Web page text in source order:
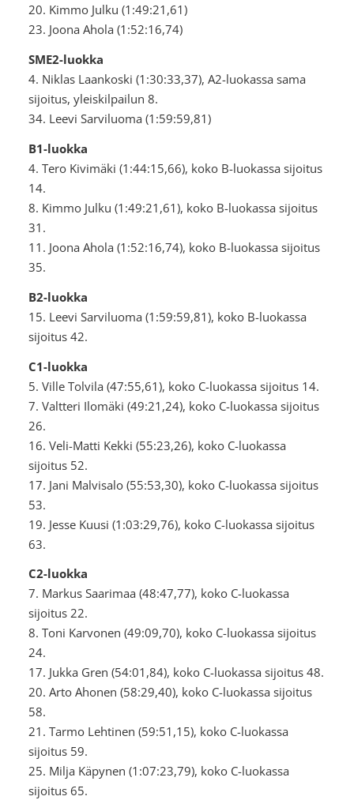
20. Kimmo Julku (1:49:21,61)
23. Joona Ahola (1:52:16,74)
SME2-luokka
4. Niklas Laankoski (1:30:33,37), A2-luokassa sama
sijoitus, yleiskilpailun 8.
34. Leevi Sarviluoma (1:59:59,81)
B1-luokka
4. Tero Kivimäki (1:44:15,66), koko B-luokassa sijoitus
14.
8. Kimmo Julku (1:49:21,61), koko B-luokassa sijoitus
31.
11. Joona Ahola (1:52:16,74), koko B-luokassa sijoitus
35.
B2-luokka
15. Leevi Sarviluoma (1:59:59,81), koko B-luokassa
sijoitus 42.
C1-luokka
5. Ville Tolvila (47:55,61), koko C-luokassa sijoitus 14.
7. Valtteri Ilomäki (49:21,24), koko C-luokassa sijoitus
26.
16. Veli-Matti Kekki (55:23,26), koko C-luokassa
sijoitus 52.
17. Jani Malvisalo (55:53,30), koko C-luokassa sijoitus
53.
19. Jesse Kuusi (1:03:29,76), koko C-luokassa sijoitus
63.
C2-luokka
7. Markus Saarimaa (48:47,77), koko C-luokassa
sijoitus 22.
8. Toni Karvonen (49:09,70), koko C-luokassa sijoitus
24.
17. Jukka Gren (54:01,84), koko C-luokassa sijoitus 48.
20. Arto Ahonen (58:29,40), koko C-luokassa sijoitus
58.
21. Tarmo Lehtinen (59:51,15), koko C-luokassa
sijoitus 59.
25. Milja Käpynen (1:07:23,79), koko C-luokassa
sijoitus 65.